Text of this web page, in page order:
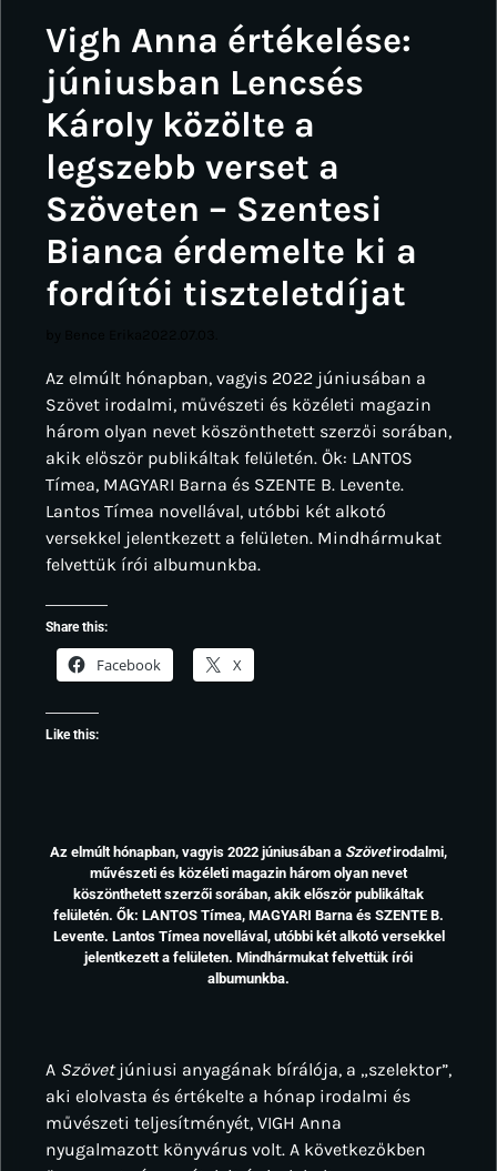
Vigh Anna értékelése:
júniusban Lencsés
Károly közölte a
legszebb verset a
Szöveten – Szentesi
Bianca érdemelte ki a
fordítói tiszteletdíjat
Az elmúlt hónapban, vagyis 2022 júniusában a
Szövet irodalmi, művészeti és közéleti magazin
három olyan nevet köszönthetett szerzői sorában,
akik először publikáltak felületén. Ők: LANTOS
Tímea, MAGYARI Barna és SZENTE B. Levente.
Lantos Tímea novellával, utóbbi két alkotó
versekkel jelentkezett a felületen. Mindhármukat
felvettük írói albumunkba.
Share this:
Facebook X
Like this:
Az elmúlt hónapban, vagyis 2022 júniusában a Szövetirodalmi,
művészeti és közéleti magazin három olyan nevet
köszönthetett szerzői sorában, akik először publikáltak
felületén. Ők: LANTOS Tímea, MAGYARI Barna és SZENTE B.
Levente. Lantos Tímea novellával, utóbbi két alkotó versekkel
jelentkezett a felületen. Mindhármukat felvettük írói
albumunkba.
A Szövetjúniusi anyagának bírálója, a „szelektor”,
aki elolvasta és értékelte a hónap irodalmi és
művészeti teljesítményét, VIGH Anna
nyugalmazott könyvárus volt. A következőkben